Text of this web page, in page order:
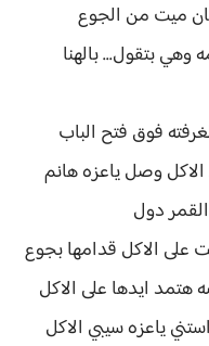
ميت من الجوع
بتقول... بالهنا
فوق فتح الباب
وصل ياعزه هانم
دول
الاكل قدامها بجوع
هتمد ايدها على الاكل
ياعزه سيبي الاكل